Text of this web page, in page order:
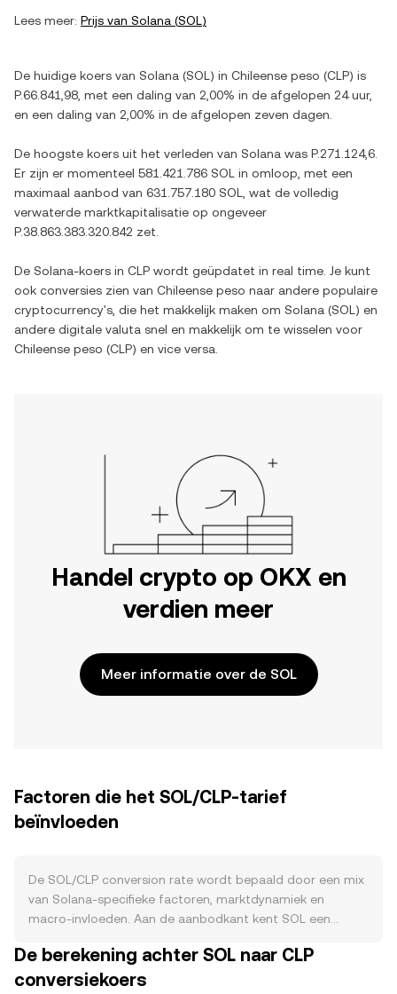
Lees meer: Prijs van Solana (SOL)
De huidige koers van Solana (SOL ) in Chileense peso (CLP) is
P.66.841,98 , met een daling van 2,00% in de afgelopen 24 uur,
en een daling van 2,00% in de afgelopen zeven dagen.
De hoogste koers uit het verleden van Solana was P.271.124,6
Er zijn er momenteel 581.421.786 SOL in omloop, met een
maximaal aanbod van 631.757.180 SOL
, wat de volledig
verwaterde marktkapitalisatie op ongeveer
P.38.863.383.320.842 zet.
De Solana-koers in CLP wordt geüpdatet in real time. Je kunt
ook conversies zien van Chileense peso naar andere populaire
cryptocurrency's, die het makkelijk maken om Solana (SOL ) en
andere digitale valuta snel en makkelijk om te wisselen voor
Chileense peso (CLP) en vice versa.
Handel crypto op OKX en
verdien meer
Meer informatie over de SOL
Factoren die het SOL/CLP-tarief
beïnvloeden
De SOL/CLP conversion rate wordt bepaald door een mix
van Solana-specifieke factoren, marktdynamiek en
macro-invloeden. Aan de aanbodkant kent SOL een
waardoor er doorlopend nieuwe SOL in omloop komen;
tegelijk wordt een deel van de transactiekosten op
De berekening achter SOL naar CLP
conversiekoers